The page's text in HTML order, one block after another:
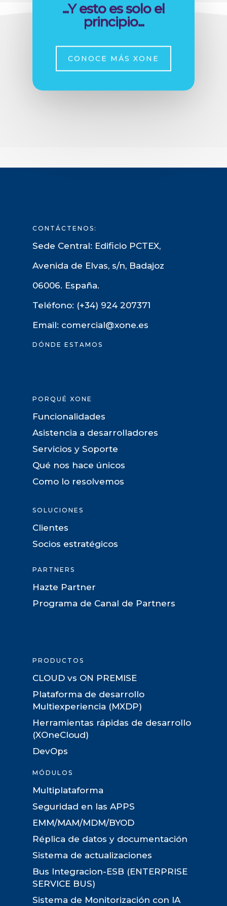
...Y esto es solo el
principio...
CONOCE MÁS XONE
CONTÁCTENOS:
Sede Central: Edificio PCTEX,
Avenida de Elvas, s/n, Badajoz
06006. España.
Teléfono: (+34) 924 207371
Email: comercial@xone.es
DÓNDE ESTAMOS
PORQUÉ XONE
Funcionalidades
Asistencia a desarrolladores
Servicios y Soporte
Qué nos hace únicos
Como lo resolvemos
SOLUCIONES
Clientes
Socios estratégicos
PARTNERS
Hazte Partner
Programa de Canal de Partners
PRODUCTOS
CLOUD vs ON PREMISE
Plataforma de desarrollo
Multiexperiencia (MXDP)
Herramientas rápidas de desarrollo
(XOneCloud)
DevOps
MÓDULOS
Multiplataforma
Seguridad en las APPS
EMM/MAM/MDM/BYOD
Réplica de datos y documentación
Sistema de actualizaciones
Bus Integracion-ESB (ENTERPRISE
SERVICE BUS)
Sistema de Monitorización con IA